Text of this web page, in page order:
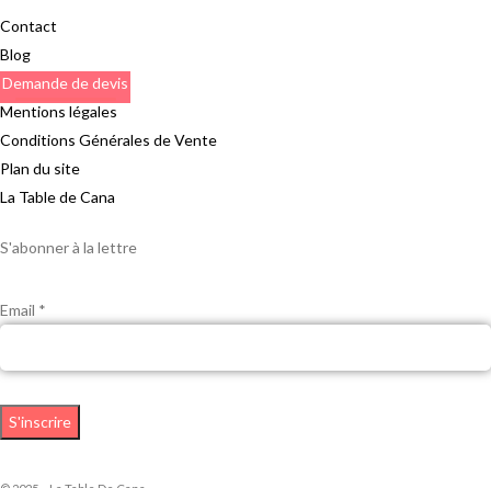
Contact
Blog
Demande de devis
Mentions légales
Conditions Générales de Vente
Plan du site
La Table de Cana
S'abonner à la lettre
Email *